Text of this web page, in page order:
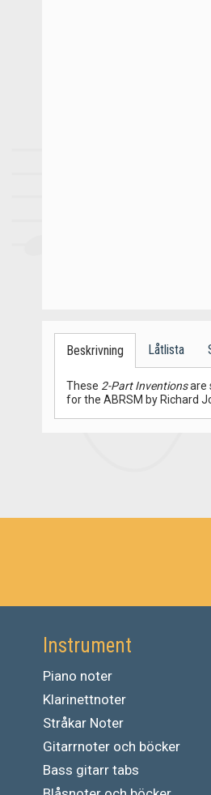
Beskrivning Låtlista
These 2-Part Inventionsare
for the ABRSM by Richard
Instrument
Piano noter
Klarinettnoter
Stråkar Noter
Gitarrnoter och böcker
Bass gitarr tabs